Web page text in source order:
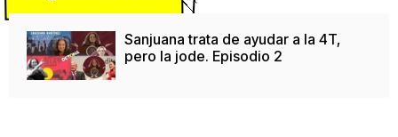
Sanjuana trata de ayudar a la 4T,
pero la jode. Episodio 2